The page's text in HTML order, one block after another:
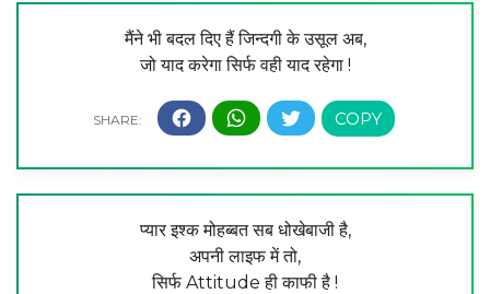
मैंने भी बदल दिए हैं जिन्दगी के उसूल अब,
जो याद करेगा सिर्फ वही याद रहेगा !
प्यार इश्क मोहब्बत सब धोखेबाजी है,
अपनी लाइफ में तो,
सिर्फ Attitude ही काफी है !